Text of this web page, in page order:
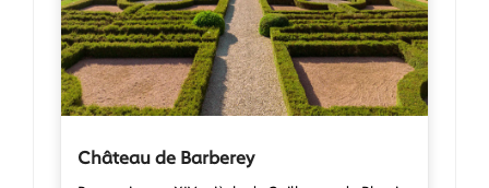
Château de Barberey